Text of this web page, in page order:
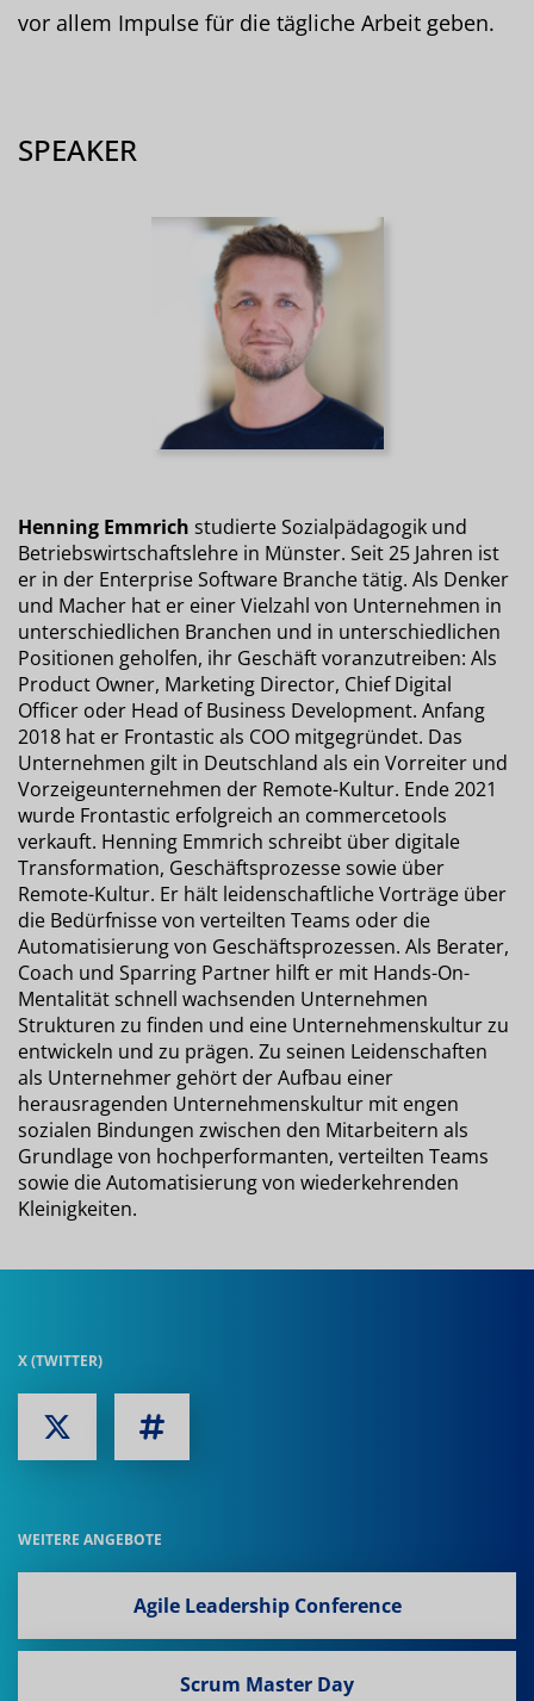
vor allem Impulse für die tägliche Arbeit geben.
SPEAKER
Henning Emmrich studierte Sozialpädagogik und
Betriebswirtschaftslehre in Münster. Seit 25 Jahren ist
er in der Enterprise Software Branche tätig. Als Denker
und Macher hat er einer Vielzahl von Unternehmen in
unterschiedlichen Branchen und in unterschiedlichen
Positionen geholfen, ihr Geschäft voranzutreiben: Als
Product Owner, Marketing Director, Chief Digital
Officer oder Head of Business Development. Anfang
2018 hat er Frontastic als COO mitgegründet. Das
Unternehmen gilt in Deutschland als ein Vorreiter und
Vorzeigeunternehmen der Remote-Kultur. Ende 2021
wurde Frontastic erfolgreich an commercetools
verkauft. Henning Emmrich schreibt über digitale
Transformation, Geschäftsprozesse sowie über
Remote-Kultur. Er hält leidenschaftliche Vorträge über
die Bedürfnisse von verteilten Teams oder die
Automatisierung von Geschäftsprozessen. Als Berater,
Coach und Sparring Partner hilft er mit Hands-On-
Mentalität schnell wachsenden Unternehmen
Strukturen zu finden und eine Unternehmenskultur zu
entwickeln und zu prägen. Zu seinen Leidenschaften
als Unternehmer gehört der Aufbau einer
herausragenden Unternehmenskultur mit engen
sozialen Bindungen zwischen den Mitarbeitern als
Grundlage von hochperformanten, verteilten Teams
sowie die Automatisierung von wiederkehrenden
Kleinigkeiten.
X (TWITTER)
WEITERE ANGEBOTE
Agile Leadership Conference
Scrum Master Day